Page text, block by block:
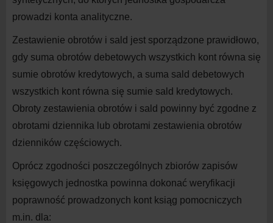
prowadzi konta analityczne.
Zestawienie obrotów i sald jest sporządzone prawidłowo,
gdy suma obrotów debetowych wszystkich kont równa się
sumie obrotów kredytowych, a suma sald debetowych
wszystkich kont równa się sumie sald kredytowych.
Obroty zestawienia obrotów i sald powinny być zgodne z
obrotami dziennika lub obrotami zestawienia obrotów
dzienników częściowych.
Oprócz zgodności poszczególnych zbiorów zapisów
księgowych jednostka powinna dokonać weryfikacji
poprawność prowadzonych kont ksiąg pomocniczych
m.in. dla: